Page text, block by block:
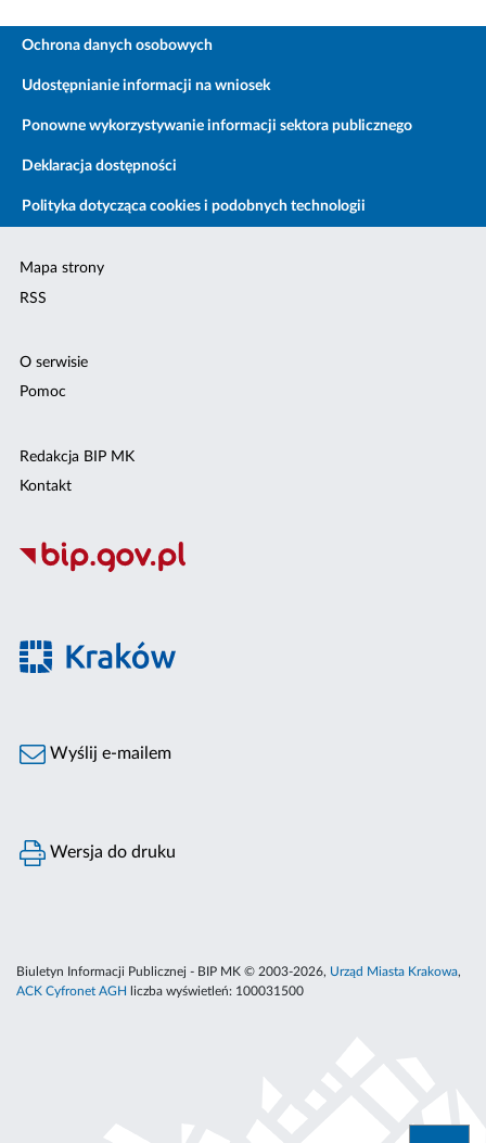
Ochrona danych osobowych
Udostępnianie informacji na wniosek
Ponowne wykorzystywanie informacji sektora publicznego
Deklaracja dostępności
Polityka dotycząca cookies i podobnych technologii
Mapa strony
RSS
O serwisie
Pomoc
Redakcja BIP MK
Kontakt
Wyślij e-mailem
Wersja do druku
Biuletyn Informacji Publicznej - BIP MK © 2003-2026, Urząd Miasta Krakowa,
ACK Cyfronet AGH
liczba wyświetleń: 100031500